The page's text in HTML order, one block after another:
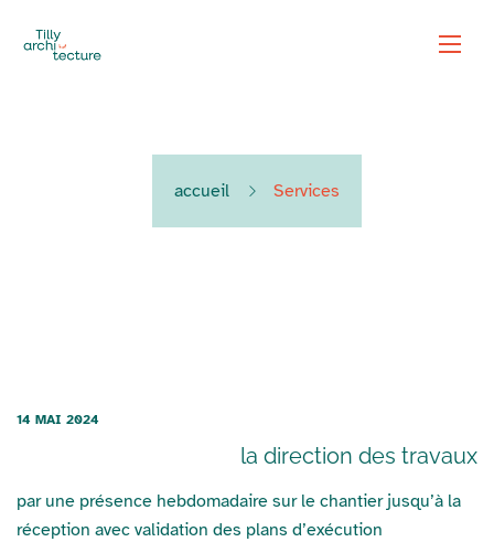
accueil Services
14 MAI 2024
la direction des travaux
par une présence hebdomadaire sur le chantier jusqu’à la
réception avec validation des plans d’exécution